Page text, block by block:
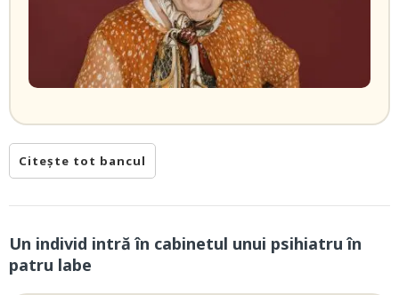
Citește tot bancul
Un individ intră în cabinetul unui psihiatru în
patru labe